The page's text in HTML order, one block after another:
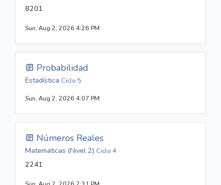
8201
Sun, Aug 2, 2026 4:26 PM
Probabilidad
Estadística Ciclo 5
Sun, Aug 2, 2026 4:07 PM
Números Reales
Matematicas (Nivel 2) Ciclo 4
2241